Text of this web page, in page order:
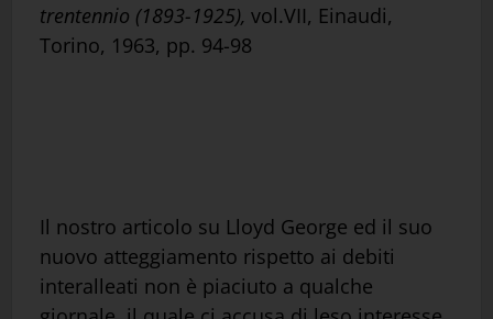
trentennio (1893-1925), vol.VII, Einaudi,
Torino, 1963, pp. 94-98
Il nostro articolo su Lloyd George ed il suo
nuovo atteggiamento rispetto ai debiti
interalleati non è piaciuto a qualche